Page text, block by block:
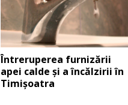
Întreruperea furnizării
apei calde și a încălzirii în
Timișoatra